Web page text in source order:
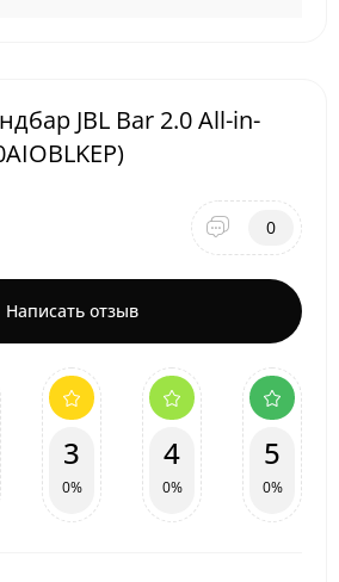
JBL Bar 2.0 All-in-
0
Написать отзыв
3
0%
4
0%
5
0%